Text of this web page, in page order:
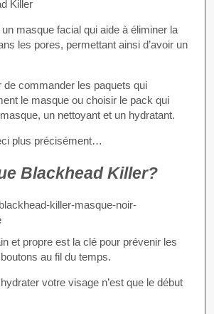
masque facial qui aide à éliminer la
les pores, permettant ainsi d’avoir un
commander les paquets qui
le masque ou choisir le pack qui
un nettoyant et un hydratant.
plus précisément…
Blackhead Killer?
et propre est la clé pour prévenir les
au fil du temps.
votre visage n’est que le début